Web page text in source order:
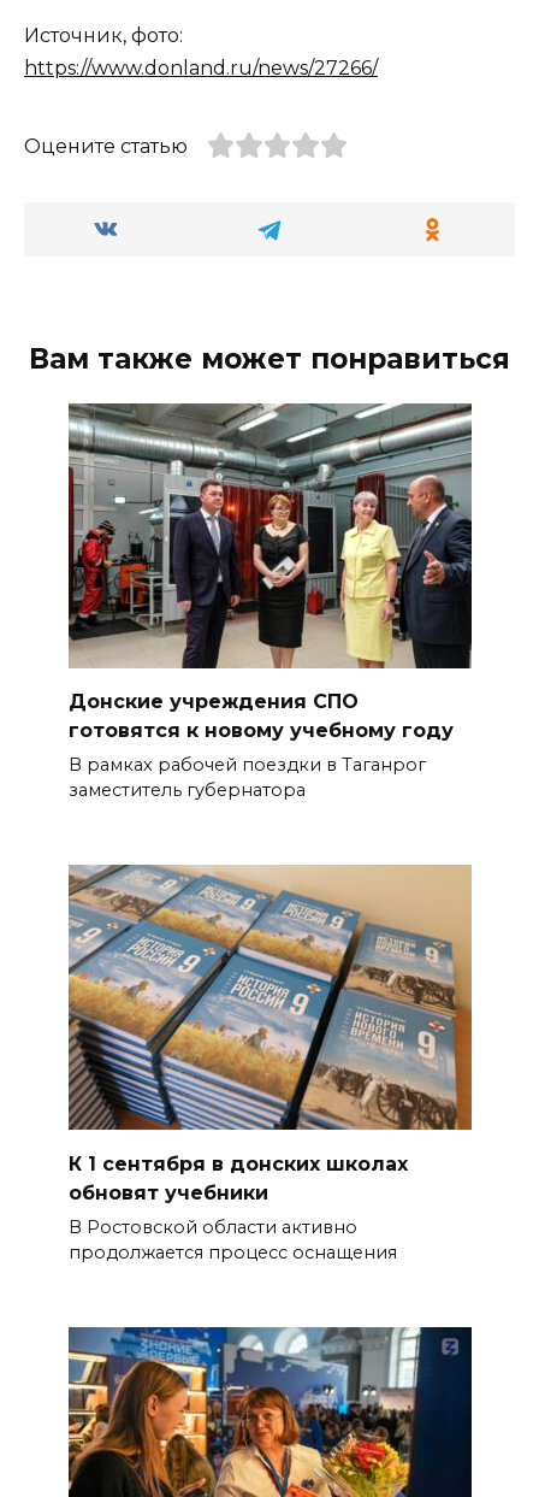
Источник, фото:
https://www.donland.ru/news/27266/
Оцените статью
Вам также может понравиться
Донские учреждения СПО
готовятся к новому учебному году
В рамках рабочей поездки в Таганрог
заместитель губернатора
К 1 сентября в донских школах
обновят учебники
В Ростовской области активно
продолжается процесс оснащения